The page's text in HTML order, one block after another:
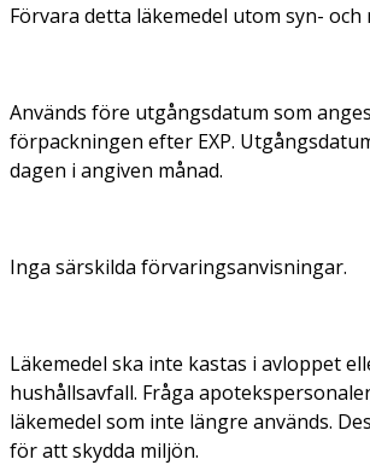
Förvara detta läkemedel utom syn-
Används före utgångsdatum som
förpackningen efter EXP.
dagen i angiven månad.
Inga särskilda förvaringsanvisningar.
Läkemedel ska inte kastas i avloppet
hushållsavfall. Fråga
läkemedel som inte längre används.
för att skydda miljön.